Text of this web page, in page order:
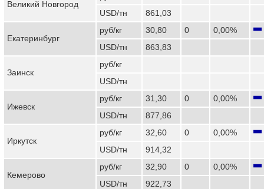
Великий Новгород
USD/тн
861,03
Екатеринбург
руб/кг 30,80 0
0,00%
USD/тн
863,83
Заинск
руб/кг
USD/тн
Ижевск
руб/кг 31,30 0
0,00%
USD/тн
877,86
Иркутск
руб/кг 32,60 0
0,00%
USD/тн
914,32
Кемерово
руб/кг 32,90 0
0,00%
USD/тн
922,73